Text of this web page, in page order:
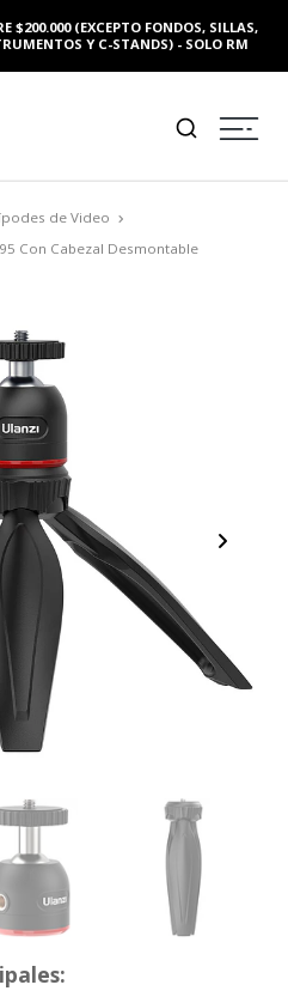
$200.000 (EXCEPTO FONDOS, SILLAS,
Y C-STANDS) - SOLO RM
de Video
Con Cabezal Desmontable